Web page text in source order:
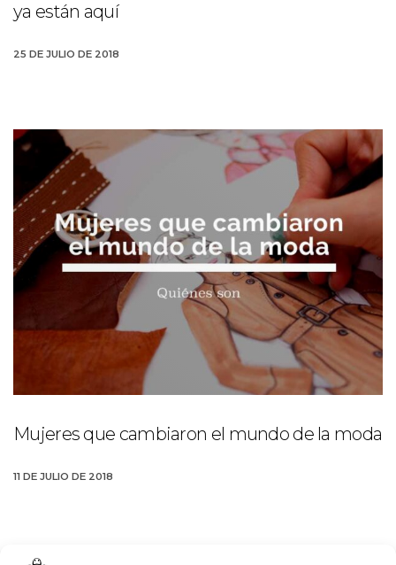
ya están aquí
25 DE JULIO DE 2018
Mujeres que cambiaron el mundo de la moda
11 DE JULIO DE 2018